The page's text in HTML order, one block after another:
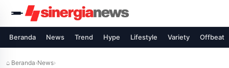
Beranda News Trend Hype Lifestyle Variety Offbeat
⌂ Beranda›News›